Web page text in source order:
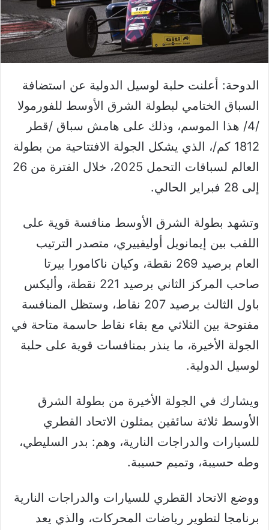
الدوحة: أعلنت حلبة لوسيل الدولية عن استضافة
السباق الختامي لبطولة الشرق الأوسط للفورمولا
/4/ هذا الموسم، وذلك على هامش سباق /قطر
1812 كم/، الذي يشكل الجولة الافتتاحية من بطولة
العالم لسباقات التحمل 2025، خلال الفترة من 26
إلى 28 فبراير الحالي.
وتشهد بطولة الشرق الأوسط منافسة قوية على
اللقب بين إيمانويل أوليفييري، متصدر الترتيب
العام برصيد 269 نقطة، وكيان ناكامورا بيرتا
صاحب المركز الثاني برصيد 221 نقطة، وأليكس
باول الثالث برصيد 207 نقاط، وستظل المنافسة
مفتوحة بين الثلاثي مع بقاء نقاط حاسمة متاحة في
الجولة الأخيرة، ما ينذر بمنافسات قوية على حلبة
لوسيل الدولية.
ويشارك في الجولة الأخيرة من بطولة الشرق
الأوسط ثلاثة سائقين يمثلون الاتحاد القطري
للسيارات والدراجات النارية، وهم: بدر السليطي،
وطه حسيبة، وتميم حسيبة.
ووضع الاتحاد القطري للسيارات والدراجات النارية
برنامجا لتطوير رياضات المحركات، والذي يعد